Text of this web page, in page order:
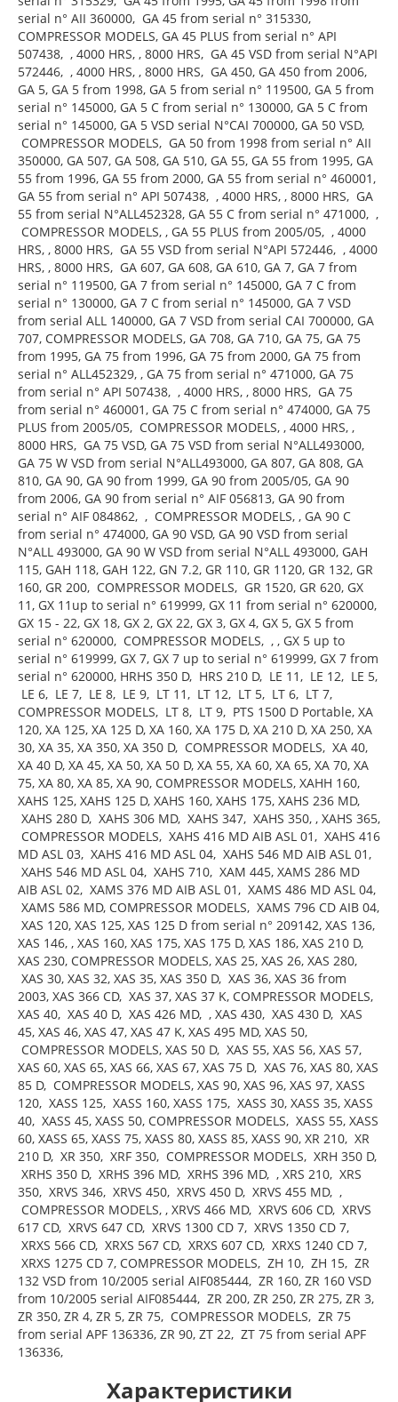
serial n° AII 360000, GA 45 from serial n° 315330,
COMPRESSOR MODELS, GA 45 PLUS from serial n° API
507438, , 4000 HRS, , 8000 HRS, GA 45 VSD from serial N°API
572446, , 4000 HRS, , 8000 HRS, GA 450, GA 450 from 2006,
GA 5, GA 5 from 1998, GA 5 from serial n° 119500, GA 5 from
serial n° 145000, GA 5 C from serial n° 130000, GA 5 C from
serial n° 145000, GA 5 VSD serial N°CAI 700000, GA 50 VSD,
COMPRESSOR MODELS, GA 50 from 1998 from serial n° AII
350000, GA 507, GA 508, GA 510, GA 55, GA 55 from 1995, GA
55 from 1996, GA 55 from 2000, GA 55 from serial n° 460001,
GA 55 from serial n° API 507438, , 4000 HRS, , 8000 HRS, GA
55 from serial N°ALL452328, GA 55 C from serial n° 471000, ,
COMPRESSOR MODELS, , GA 55 PLUS from 2005/05, , 4000
HRS, , 8000 HRS, GA 55 VSD from serial N°API 572446, , 4000
HRS, , 8000 HRS, GA 607, GA 608, GA 610, GA 7, GA 7 from
serial n° 119500, GA 7 from serial n° 145000, GA 7 C from
serial n° 130000, GA 7 C from serial n° 145000, GA 7 VSD
from serial ALL 140000, GA 7 VSD from serial CAI 700000, GA
707, COMPRESSOR MODELS, GA 708, GA 710, GA 75, GA 75
from 1995, GA 75 from 1996, GA 75 from 2000, GA 75 from
serial n° ALL452329, , GA 75 from serial n° 471000, GA 75
from serial n° API 507438, , 4000 HRS, , 8000 HRS, GA 75
from serial n° 460001, GA 75 C from serial n° 474000, GA 75
PLUS from 2005/05, COMPRESSOR MODELS, , 4000 HRS, ,
8000 HRS, GA 75 VSD, GA 75 VSD from serial N°ALL493000,
GA 75 W VSD from serial N°ALL493000, GA 807, GA 808, GA
810, GA 90, GA 90 from 1999, GA 90 from 2005/05, GA 90
from 2006, GA 90 from serial n° AIF 056813, GA 90 from
serial n° AIF 084862, , COMPRESSOR MODELS, , GA 90 C
from serial n° 474000, GA 90 VSD, GA 90 VSD from serial
N°ALL 493000, GA 90 W VSD from serial N°ALL 493000, GAH
115, GAH 118, GAH 122, GN 7.2, GR 110, GR 1120, GR 132, GR
160, GR 200, COMPRESSOR MODELS, GR 1520, GR 620, GX
11, GX 11up to serial n° 619999, GX 11 from serial n° 620000,
GX 15 - 22, GX 18, GX 2, GX 22, GX 3, GX 4, GX 5, GX 5 from
serial n° 620000, COMPRESSOR MODELS, , , GX 5 up to
serial n° 619999, GX 7, GX 7 up to serial n° 619999, GX 7 from
serial n° 620000, HRHS 350 D, HRS 210 D, LE 11, LE 12, LE 5,
LE 6, LE 7, LE 8, LE 9, LT 11, LT 12, LT 5, LT 6, LT 7,
COMPRESSOR MODELS, LT 8, LT 9, PTS 1500 D Portable, XA
120, XA 125, XA 125 D, XA 160, XA 175 D, XA 210 D, XA 250, XA
30, XA 35, XA 350, XA 350 D, COMPRESSOR MODELS, XA 40,
XA 40 D, XA 45, XA 50, XA 50 D, XA 55, XA 60, XA 65, XA 70, XA
75, XA 80, XA 85, XA 90, COMPRESSOR MODELS, XAHH 160,
XAHS 125, XAHS 125 D, XAHS 160, XAHS 175, XAHS 236 MD,
XAHS 280 D, XAHS 306 MD, XAHS 347, XAHS 350, , XAHS 365,
COMPRESSOR MODELS, XAHS 416 MD AIB ASL 01, XAHS 416
MD ASL 03, XAHS 416 MD ASL 04, XAHS 546 MD AIB ASL 01,
XAHS 546 MD ASL 04, XAHS 710, XAM 445, XAMS 286 MD
AIB ASL 02, XAMS 376 MD AIB ASL 01, XAMS 486 MD ASL 04,
XAMS 586 MD, COMPRESSOR MODELS, XAMS 796 CD AIB 04,
XAS 120, XAS 125, XAS 125 D from serial n° 209142, XAS 136,
XAS 146, , XAS 160, XAS 175, XAS 175 D, XAS 186, XAS 210 D,
XAS 230, COMPRESSOR MODELS, XAS 25, XAS 26, XAS 280,
XAS 30, XAS 32, XAS 35, XAS 350 D, XAS 36, XAS 36 from
2003, XAS 366 CD, XAS 37, XAS 37 K, COMPRESSOR MODELS,
XAS 40, XAS 40 D, XAS 426 MD, , XAS 430, XAS 430 D, XAS
45, XAS 46, XAS 47, XAS 47 K, XAS 495 MD, XAS 50,
COMPRESSOR MODELS, XAS 50 D, XAS 55, XAS 56, XAS 57,
XAS 60, XAS 65, XAS 66, XAS 67, XAS 75 D, XAS 76, XAS 80, XAS
85 D, COMPRESSOR MODELS, XAS 90, XAS 96, XAS 97, XASS
120, XASS 125, XASS 160, XASS 175, XASS 30, XASS 35, XASS
40, XASS 45, XASS 50, COMPRESSOR MODELS, XASS 55, XASS
60, XASS 65, XASS 75, XASS 80, XASS 85, XASS 90, XR 210, XR
210 D, XR 350, XRF 350, COMPRESSOR MODELS, XRH 350 D,
XRHS 350 D, XRHS 396 MD, XRHS 396 MD, , XRS 210, XRS
350, XRVS 346, XRVS 450, XRVS 450 D, XRVS 455 MD, ,
COMPRESSOR MODELS, , XRVS 466 MD, XRVS 606 CD, XRVS
617 CD, XRVS 647 CD, XRVS 1300 CD 7, XRVS 1350 CD 7,
XRXS 566 CD, XRXS 567 CD, XRXS 607 CD, XRXS 1240 CD 7,
XRXS 1275 CD 7, COMPRESSOR MODELS, ZH 10, ZH 15, ZR
132 VSD from 10/2005 serial AIF085444, ZR 160, ZR 160 VSD
from 10/2005 serial AIF085444, ZR 200, ZR 250, ZR 275, ZR 3,
ZR 350, ZR 4, ZR 5, ZR 75, COMPRESSOR MODELS, ZR 75
from serial APF 136336, ZR 90, ZT 22, ZT 75 from serial APF
136336,
Характеристики